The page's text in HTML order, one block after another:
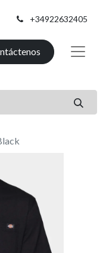
+34922632405